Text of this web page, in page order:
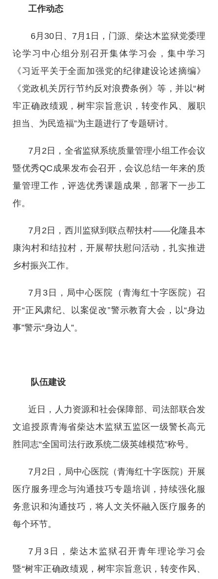
工作动态
6月30日、7月1日，门源、柴达木监狱党委理
论学习中心组分别召开集体学习会，集中学习
《习近平关于全面加强党的纪律建设论述摘编》
《党政机关厉行节约反对浪费条例》等，并以“树
牢正确政绩观，树牢宗旨意识，转变作风、履职
担当、为民造福”为主题进行了专题研讨。
7月2日，全省监狱系统质量管理小组工作会议
暨优秀QC成果发布会召开，会议总结一年来的质
量管理工作，评选优秀课题成果，部署下一步工
作。
7月2日，西川监狱到联点帮扶村——化隆县本
康沟村和结拉村，开展帮扶慰问活动，扎实推进
乡村振兴工作。
7月3日，局中心医院（青海红十字医院）召
开“正风肃纪、以案促改”警示教育大会，以“身边
事”警示“身边人”。
队伍建设
近日，人力资源和社会保障部、司法部联合发
文追授原青海省柴达木监狱五监区一级警长高元
胜同志“全国司法行政系统二级英雄模范”称号。
7月2日，局中心医院（青海红十字医院）开展
医疗服务理念与沟通技巧专题培训，持续强化服
务意识和沟通技巧，将人文关怀融入医疗服务的
每个环节。
7月3日，柴达木监狱召开青年理论学习会
暨“树牢正确政绩观，树牢宗旨意识，转变作风、